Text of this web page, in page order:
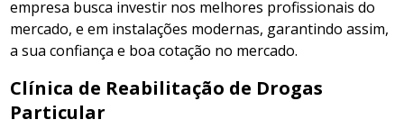
empresa busca investir nos melhores profissionais do
mercado, e em instalações modernas, garantindo assim,
a sua confiança e boa cotação no mercado.
Clínica de Reabilitação de Drogas
Particular